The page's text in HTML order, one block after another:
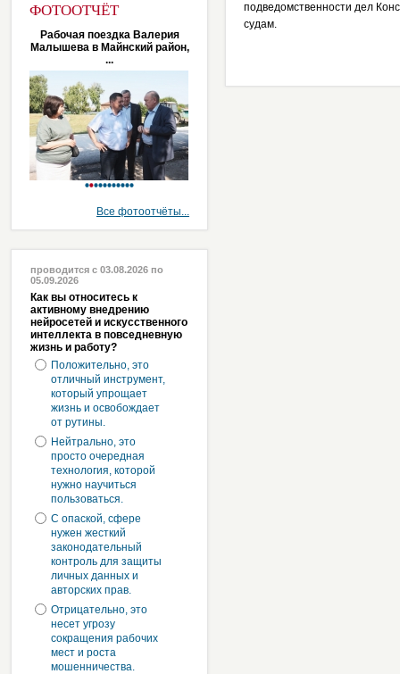
ФОТООТЧЁТ
Рабочая поездка Валерия
Малышева в Майнский район,
...
Все фотоотчёты...
проводится с 03.08.2026 по
05.09.2026
Как вы относитесь к
активному внедрению
нейросетей и искусственного
интеллекта в повседневную
жизнь и работу?
Положительно, это
отличный инструмент,
который упрощает
жизнь и освобождает
от рутины.
Нейтрально, это
просто очередная
технология, которой
нужно научиться
пользоваться.
С опаской, сфере
нужен жесткий
законодательный
контроль для защиты
личных данных и
авторских прав.
Отрицательно, это
несет угрозу
сокращения рабочих
мест и роста
мошенничества.
подведомственности дел
судам.